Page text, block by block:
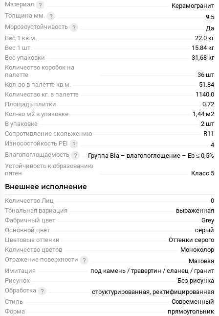
Материал
Керамогранит
Толщина мм.
9.5
Морозоустойчивость
Да
Вес 1 кв.м.
22.0 кг
Вес 1 шт.
15.84 кг
Вес упаковки
31,68 кг
Количество коробок на
палетте
36 шт
Кол-во в палетте кв.м.
51.84
Количество кг. в палетте
1140.0
Площадь плитки
0.72
Кол-во м2 в упаковке
1,44 м2
В упаковке
2 шт
Сопротивление скольжению
R11
Износостойкость PEI
4
Влагопоглощаемость
Группа BIa – влагопоглощение – Eb ≤ 0,5%
Устойчивость к образованию
пятен
Класс 5
Внешнее исполнение
Количество Лиц
0
Тональная вариация
выраженная
Фабричный цвет
Grey
Основной цвет
серый
Цветовые оттенки
Оттенки серого
Количество цветов
Моноколор
Отражение поверхности
Матовая
Имитация
под камень / травертин / сланец / гранит
Рисунок
Без рисунка
Обработка
структурированная, ректифицированная
Стиль
Современный
Форма
прямоугольник